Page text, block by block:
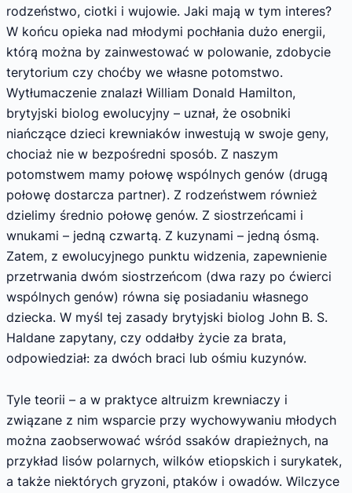
rodzeństwo, ciotki i wujowie. Jaki mają w tym interes?
W końcu opieka nad młodymi pochłania dużo energii,
którą można by zainwestować w polowanie, zdobycie
terytorium czy choćby we własne potomstwo.
Wytłumaczenie znalazł William Donald Hamilton,
brytyjski biolog ewolucyjny – uznał, że osobniki
niańczące dzieci krewniaków inwestują w swoje geny,
chociaż nie w bezpośredni sposób. Z naszym
potomstwem mamy połowę wspólnych genów (drugą
połowę dostarcza partner). Z rodzeństwem również
dzielimy średnio połowę genów. Z siostrzeńcami i
wnukami – jedną czwartą. Z kuzynami – jedną ósmą.
Zatem, z ewolucyjnego punktu widzenia, zapewnienie
przetrwania dwóm siostrzeńcom (dwa razy po ćwierci
wspólnych genów) równa się posiadaniu własnego
dziecka. W myśl tej zasady brytyjski biolog John B. S.
Haldane zapytany, czy oddałby życie za brata,
odpowiedział: za dwóch braci lub ośmiu kuzynów.
Tyle teorii – a w praktyce altruizm krewniaczy i
związane z nim wsparcie przy wychowywaniu młodych
można zaobserwować wśród ssaków drapieżnych, na
przykład lisów polarnych, wilków etiopskich i surykatek,
a także niektórych gryzoni, ptaków i owadów. Wilczyce